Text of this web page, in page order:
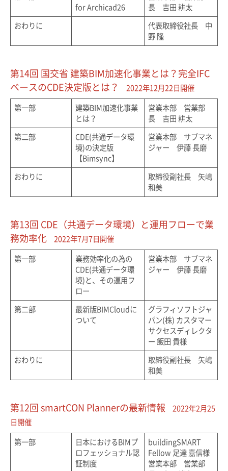
for Archicad26
長 吉田 耕太
おわりに
代表取締役社長 中
野 隆
第14回 国交省 建築BIM加速化事業とは？完全IFC
ベースのCDE決定版とは？
2022年12月22日開催
第一部
建築BIM加速化事業
とは？
営業本部 営業部
長 吉田 耕太
第二部
CDE(共通データ環
境)の決定版
【Bimsync】
営業本部 サブマネ
ジャー 伊藤 長磨
おわりに
取締役副社長 矢嶋
和美
第13回 CDE（共通データ環境）と運用フローで業
務効率化
2022年7月7日開催
第一部
業務効率化の為の
CDE(共通データ環
境)と、その運用フ
ロー
営業本部 サブマネ
ジャー 伊藤 長磨
第二部
最新版BIMCloudに
ついて
グラフィソフトジャ
パン(株) カスタマー
サクセスディレクタ
ー 飯田 貴様
おわりに
取締役副社長 矢嶋
和美
第12回 smartCON Plannerの最新情報
2022年2月25
日開催
第一部
日本におけるBIMプ
ロフェッショナル認
証制度
buildingSMART
Fellow 足達 嘉信様
営業本部 営業部